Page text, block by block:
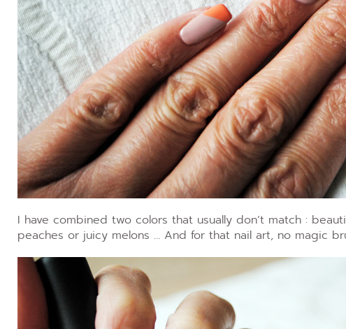
I have combined two colors that usually don’t match :
peaches or juicy melons … And for that nail art, no magic